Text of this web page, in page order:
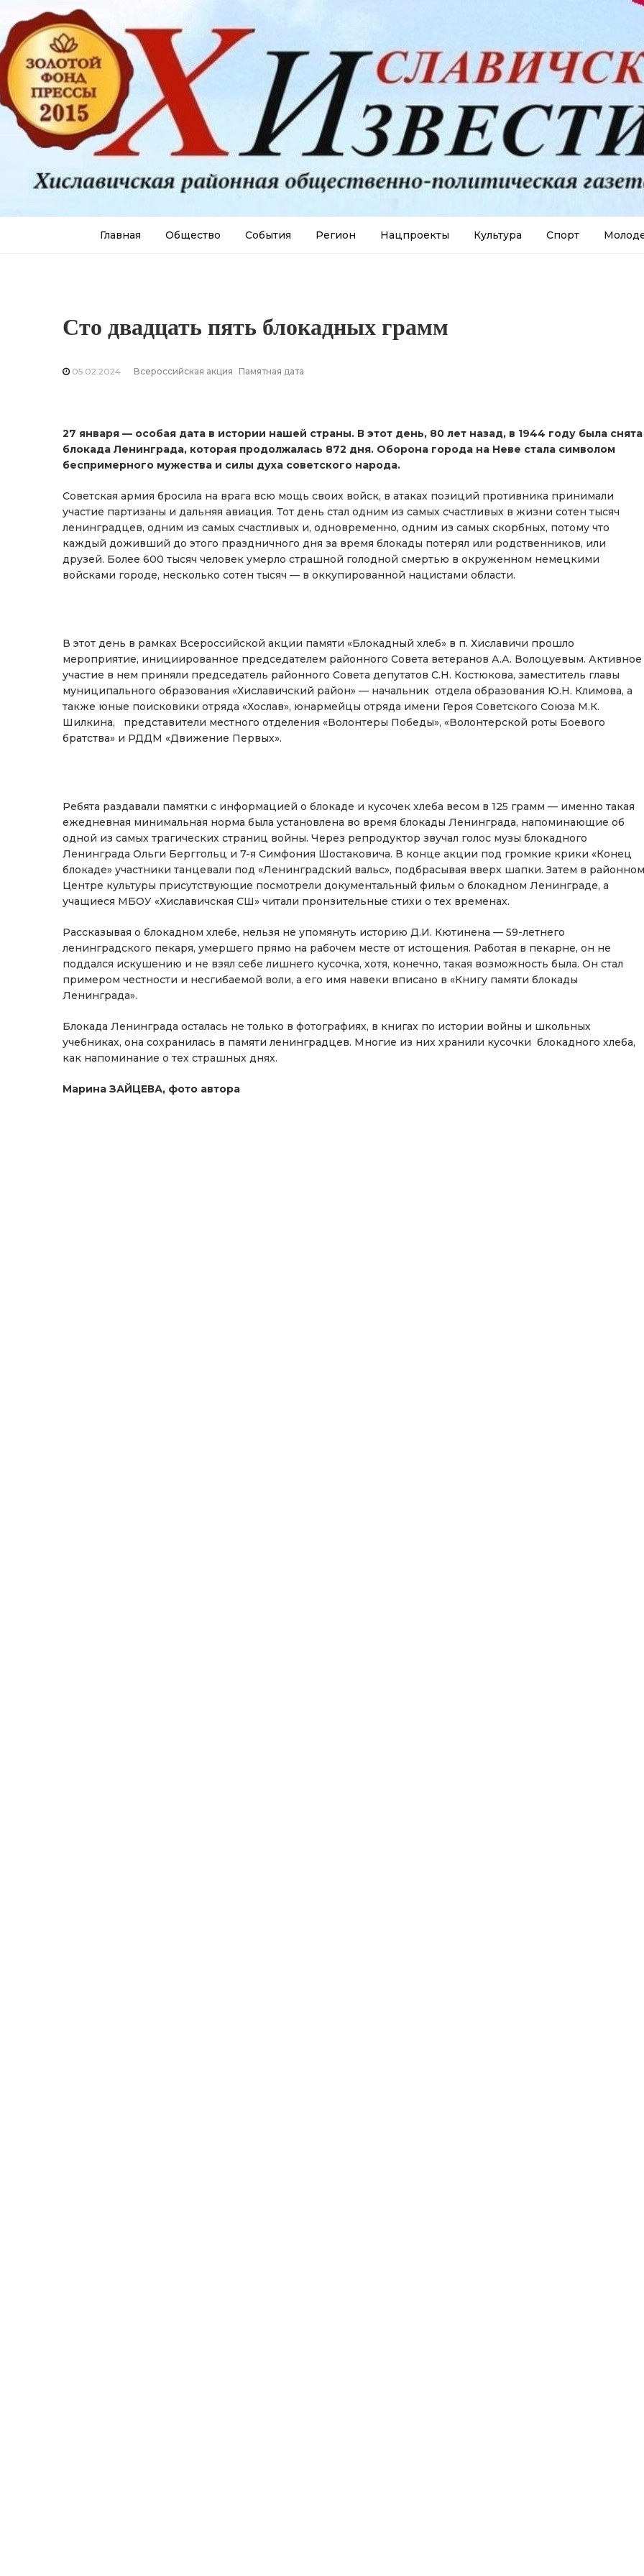
Главная Общество События Регион Нацпроекты Культура Спорт
Сто двадцать пять блокадных грамм
05.02.2024 Всероссийская акция Памятная дата
27 января — особая дата в истории нашей страны. В этот день, 80 лет назад, в 1944 году была снята
блокада Ленинграда, которая продолжалась 872 дня. Оборона города на Неве стала символом
беспримерного мужества и силы духа советского народа.
Советская армия бросила на врага всю мощь своих войск, в атаках позиций противника принимали
участие партизаны и дальняя авиация. Тот день стал одним из самых счастливых в жизни сотен тысяч
ленинградцев, одним из самых счастливых и, одновременно, одним из самых скорбных, потому что
каждый доживший до этого праздничного дня за время блокады потерял или родственников, или
друзей. Более 600 тысяч человек умерло страшной голодной смертью в окруженном немецкими
войсками городе, несколько сотен тысяч — в оккупированной нацистами области.
В этот день в рамках Всероссийской акции памяти «Блокадный хлеб» в п. Хиславичи прошло
мероприятие, инициированное председателем районного Совета ветеранов А.А. Волоцуевым. Активное
участие в нем приняли председатель районного Совета депутатов С.Н. Костюкова, заместитель главы
муниципального образования «Хиславичский район» — начальник отдела образования Ю.Н. Климова, а
также юные поисковики отряда «Хослав», юнармейцы отряда имени Героя Советского Союза М.К.
Шилкина, представители местного отделения «Волонтеры Победы», «Волонтерской роты Боевого
братства» и РДДМ «Движение Первых».
Ребята раздавали памятки с информацией о блокаде и кусочек хлеба весом в 125 грамм — именно такая
ежедневная минимальная норма была установлена во время блокады Ленинграда, напоминающие об
одной из самых трагических страниц войны. Через репродуктор звучал голос музы блокадного
Ленинграда Ольги Берггольц и 7-я Симфония Шостаковича. В конце акции под громкие крики «Конец
блокаде» участники танцевали под «Ленинградский вальс», подбрасывая вверх шапки. Затем в районном
Центре культуры присутствующие посмотрели документальный фильм о блокадном Ленинграде, а
учащиеся МБОУ «Хиславичская СШ» читали пронзительные стихи о тех временах.
Рассказывая о блокадном хлебе, нельзя не упомянуть историю Д.И. Кютинена — 59-летнего
ленинградского пекаря, умершего прямо на рабочем месте от истощения. Работая в пекарне, он не
поддался искушению и не взял себе лишнего кусочка, хотя, конечно, такая возможность была. Он стал
примером честности и несгибаемой воли, а его имя навеки вписано в «Книгу памяти блокады
Ленинграда».
Блокада Ленинграда осталась не только в фотографиях, в книгах по истории войны и школьных
учебниках, она сохранилась в памяти ленинградцев. Многие из них хранили кусочки блокадного хлеба,
как напоминание о тех страшных днях.
Марина ЗАЙЦЕВА, фото автора